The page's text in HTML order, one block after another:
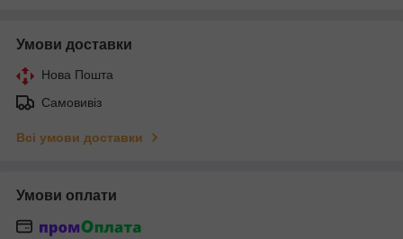
Умови доставки
Нова Пошта
Самовивіз
Всі умови доставки
Умови оплати